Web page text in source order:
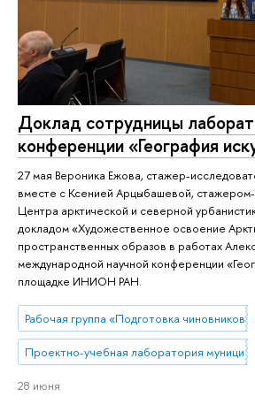
Доклад сотрудницы
конференции «География
27 мая Вероника Ежова, стажер-
вместе с Ксенией Арцыбашевой,
Центра арктической и северной
докладом «Художественное освоение
пространственных образов в работах
международной научной конференции
площадке ИНИОН РАН.
Рабочая группа «Подготовка чиновников
Проектно-учебная лаборатория
28 июня